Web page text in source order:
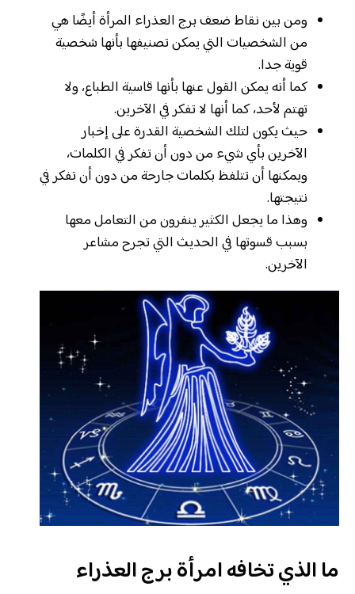
ومن بين نقاط ضعف برج العذراء المرأة أيضًا هي
من الشخصيات التي يمكن تصنيفها بأنها شخصية
قوية جدا.
كما أنه يمكن القول عنها بأنها قاسية الطباع، ولا
تهتم لأحد، كما أنها لا تفكر في الآخرين.
حيث يكون لتلك الشخصية القدرة على إخبار
الآخرين بأي شيء من دون أن تفكر في الكلمات،
ويمكنها أن تتلفظ بكلمات جارحة من دون أن تفكر في
نتيجتها.
وهذا ما يجعل الكثير ينفرون من التعامل معها
بسبب قسوتها في الحديث التي تجرح مشاعر
الآخرين.
ما الذي تخافه امرأة برج العذراء